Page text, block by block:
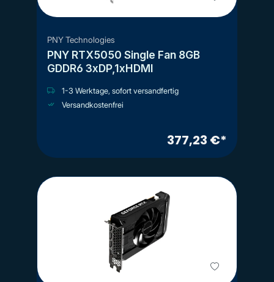
PNY Technologies
PNY RTX5050 Single Fan 8GB
GDDR6 3xDP,1xHDMI
1-3 Werktage, sofort versandfertig
Versandkostenfrei
377,23 €*